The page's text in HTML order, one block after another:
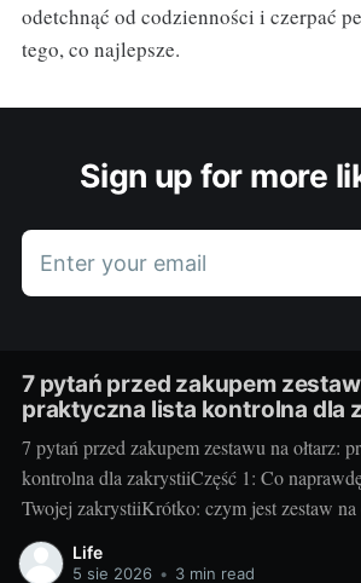
odetchnąć od codzienności i czerpać
tego, co najlepsze.
Sign up for more
Enter your email
7 pytań przed zakupem
praktyczna lista kontrolna dla
7 pytań przed zakupem zestawu na ołtarz:
kontrolna dla zakrystiiCzęść 1: Co
Twojej zakrystiiKrótko: czym jest zestaw na
zwykle się składa. Klasyczny zestaw to
lub cyborium, lavabo (miseczka i
Life
5 sie 2026 • 3 min read